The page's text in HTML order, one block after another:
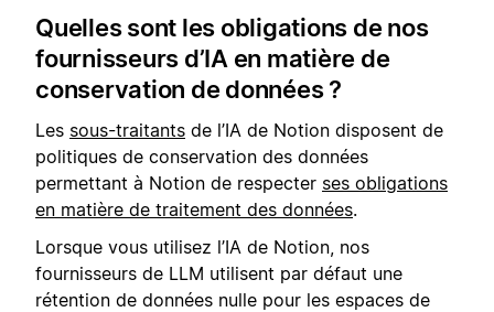
Quelles sont les obligations de nos
fournisseurs d’IA en matière de
conservation de données ?
Les sous-traitants de l’IA de Notion disposent de
politiques de conservation des données
permettant à Notion de respecter ses obligations
en matière de traitement des données.
Lorsque vous utilisez l’IA de Notion, nos
fournisseurs de LLM utilisent par défaut une
rétention de données nulle pour les espaces de